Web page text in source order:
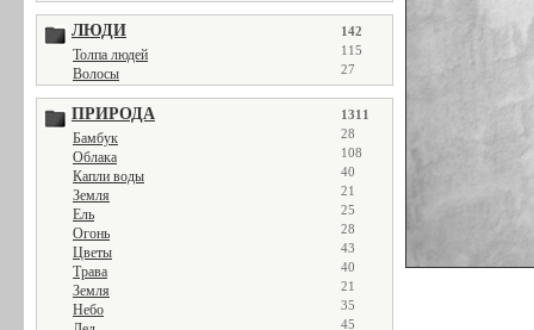
ЛЮДИ 142
Толпа людей 115
Волосы 27
ПРИРОДА 1311
Бамбук 28
Облака 108
Капли воды 40
Земля 21
Ель 25
Огонь 28
Цветы 43
Трава 40
Земля 21
Небо 35
45